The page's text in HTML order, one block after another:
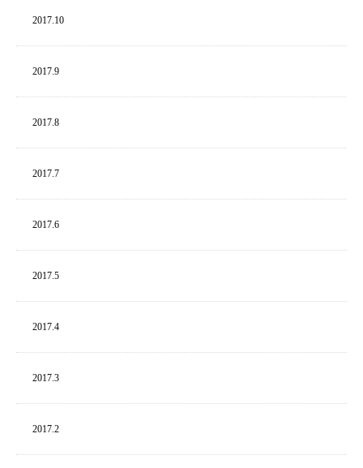
2017. 10
2017. 9
2017. 8
2017. 7
2017. 6
2017. 5
2017. 4
2017. 3
2017. 2